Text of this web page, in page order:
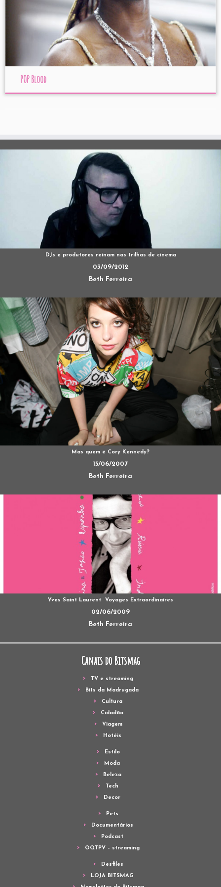
POP Blood
DJs e produtores reinam nas trilhas de cinema
03/09/2012
Beth Ferreira
Mas quem é Cory Kennedy?
15/06/2007
Beth Ferreira
Yves Saint Laurent  Voyages Extraordinaires
02/06/2009
Beth Ferreira
Canais do Bitsmag
TV e streaming
Bits da Madrugada
Cultura
Cidadão
Viagem
Hotéis
Estilo
Moda
Beleza
Tech
Decor
Pets
Documentários
Podcast
OQTPV – streaming
Desfiles
LOJA BITSMAG